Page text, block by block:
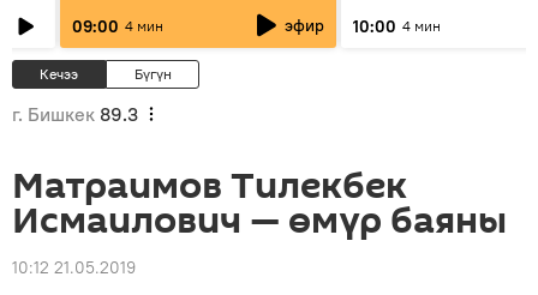
09:00 4 мин эфир
10:00 4 мин
Кечээ Бүгүн
г. Бишкек 89.3
Матраимов Тилекбек
Исмаилович — өмүр баяны
10:12 21.05.2019